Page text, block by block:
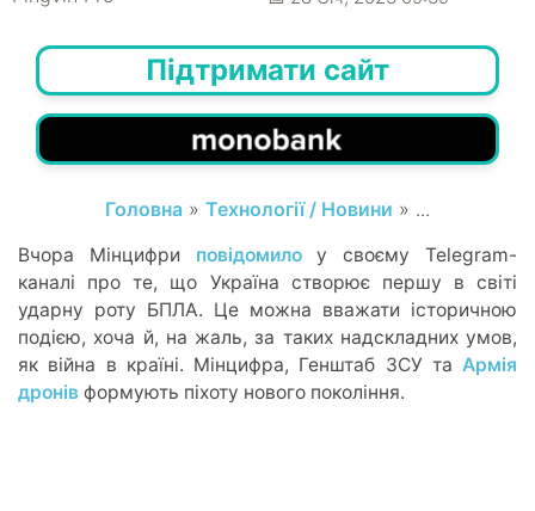
Підтримати сайт
Головна » Технології / Новини » ...
Вчора Мінцифри повідомилоу своєму Telegram-
каналі про те, що Україна створює першу в світі
ударну роту БПЛА. Це можна вважати історичною
подією, хоча й, на жаль, за таких надскладних умов,
як війна в країні. Мінцифра, Генштаб ЗСУ та Армія
дронів формують піхоту нового покоління.